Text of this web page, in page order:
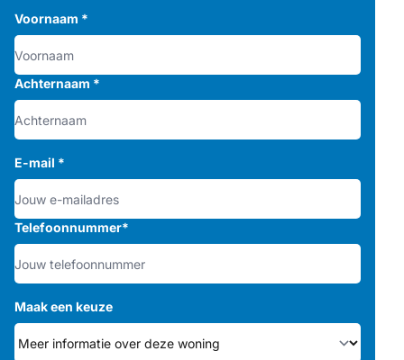
Voornaam *
Achternaam *
E-mail *
Telefoonnummer*
Maak een keuze